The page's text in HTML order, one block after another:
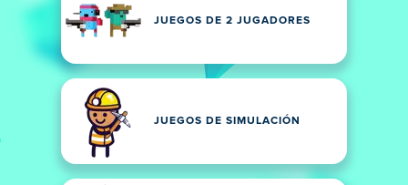
JUEGOS DE 2 JUGADORES
JUEGOS DE SIMULACIÓN